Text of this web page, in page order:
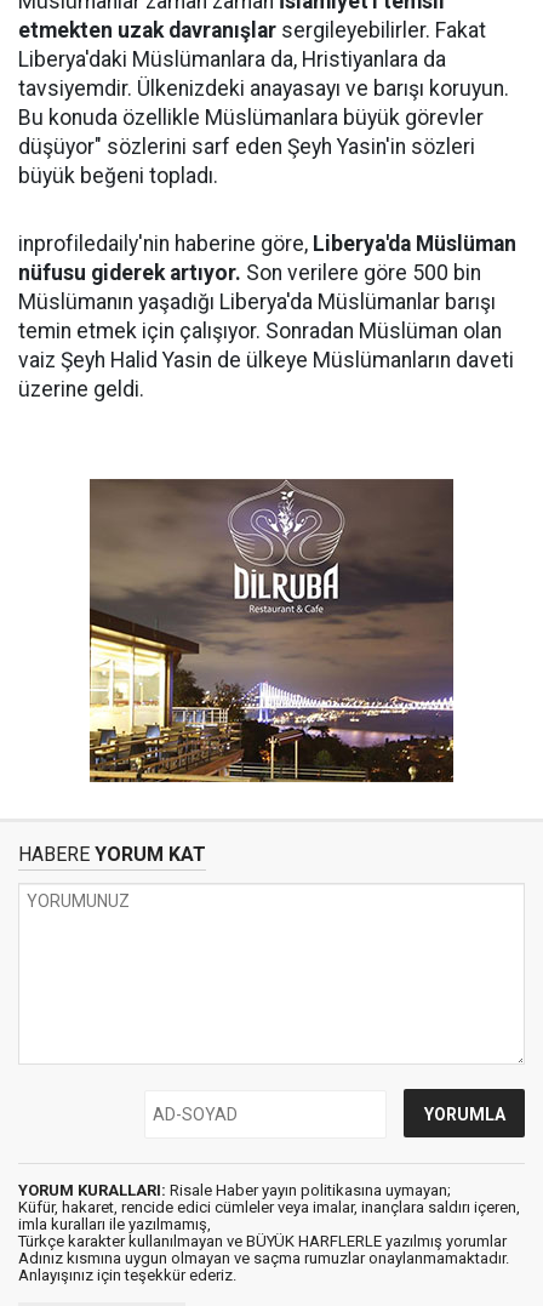
etmekten uzak davranışlar sergileyebilirler. Fakat
Liberya'daki Müslümanlara da, Hristiyanlara da
tavsiyemdir. Ülkenizdeki anayasayı ve barışı koruyun.
Bu konuda özellikle Müslümanlara büyük görevler
düşüyor" sözlerini sarf eden Şeyh Yasin'in sözleri
büyük beğeni topladı.
inprofiledaily'nin haberine göre, Liberya'da Müslüman
nüfusu giderek artıyor. Son verilere göre 500 bin
Müslümanın yaşadığı Liberya'da Müslümanlar barışı
temin etmek için çalışıyor. Sonradan Müslüman olan
vaiz Şeyh Halid Yasin de ülkeye Müslümanların daveti
üzerine geldi.
HABERE YORUM KAT
YORUM KURALLARI: Risale Haber yayın politikasına uymayan;
Küfür, hakaret, rencide edici cümleler veya imalar, inançlara saldırı içeren,
imla kuralları ile yazılmamış,
Türkçe karakter kullanılmayan ve BÜYÜK HARFLERLE yazılmış yorumlar
Adınız kısmına uygun olmayan ve saçma rumuzlar onaylanmamaktadır.
Anlayışınız için teşekkür ederiz.